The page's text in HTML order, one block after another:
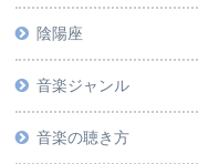
陰陽座
音楽ジャンル
音楽の聴き方